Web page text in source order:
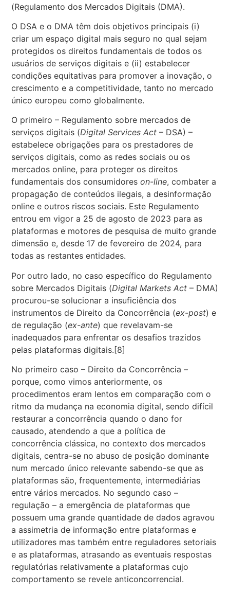
(Regulamento dos Mercados Digitais (DMA).
O DSA e o DMA têm dois objetivos principais (i)
criar um espaço digital mais seguro no qual sejam
protegidos os direitos fundamentais de todos os
usuários de serviços digitais e (ii) estabelecer
condições equitativas para promover a inovação, o
crescimento e a competitividade, tanto no mercado
único europeu como globalmente.
O primeiro – Regulamento sobre mercados de
serviços digitais (Digital Services Act – DSA) –
estabelece obrigações para os prestadores de
serviços digitais, como as redes sociais ou os
mercados online, para proteger os direitos
fundamentais dos consumidoreson-line, combater a
propagação de conteúdos ilegais, a desinformação
online e outros riscos sociais. Este Regulamento
entrou em vigor a 25 de agosto de 2023 para as
plataformas e motores de pesquisa de muito grande
dimensão e, desde 17 de fevereiro de 2024, para
todas as restantes entidades.
Por outro lado, no caso específico do Regulamento
sobre Mercados Digitais (Digital Markets Act – DMA)
procurou-se solucionar a insuficiência dos
instrumentos de Direito da Concorrência (ex-post) e
de regulação (ex-ante) que revelavam-se
inadequados para enfrentar os desafios trazidos
pelas plataformas digitais.[8]
No primeiro caso – Direito da Concorrência –
porque, como vimos anteriormente, os
procedimentos eram lentos em comparação com o
ritmo da mudança na economia digital, sendo difícil
restaurar a concorrência quando o dano for
causado, atendendo a que a política de
concorrência clássica, no contexto dos mercados
digitais, centra-se no abuso de posição dominante
num mercado único relevante sabendo-se que as
plataformas são, frequentemente, intermediárias
entre vários mercados. No segundo caso –
regulação – a emergência de plataformas que
possuem uma grande quantidade de dados agravou
a assimetria de informação entre plataformas e
utilizadores mas também entre reguladores setoriais
e as plataformas, atrasando as eventuais respostas
regulatórias relativamente a plataformas cujo
comportamento se revele anticoncorrencial.